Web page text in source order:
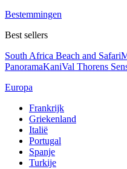
Bestemmingen
Best sellers
South Africa Beach and Safari
PanoramaKaniVal Thorens
Europa
Frankrijk
Griekenland
Italië
Portugal
Spanje
Turkije